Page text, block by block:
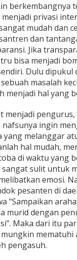
berkembangnya
privasi
mudah dan
dan
Jika
bisa menjadi
Dulu dipukul
masalah
menjadi hal yang
menjadi
ingin
yang melanggar
hal mudah,
di waktu yang
sulit untuk
emosi.
pesanten di
“Sampaikan
murid dengan
Maka dari itu
mematuhi
pengasuh.